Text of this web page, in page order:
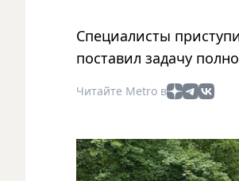
Специалисты
поставил задачу
Читайте Metro в